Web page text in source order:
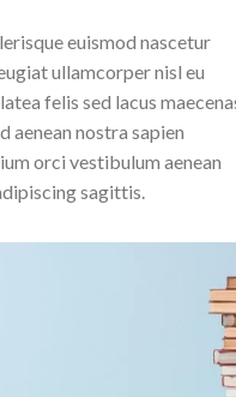
euismod nascetur
ullamcorper nisl eu
felis sed lacus
aenean nostra sapien
orci vestibulum aenean
sagittis.